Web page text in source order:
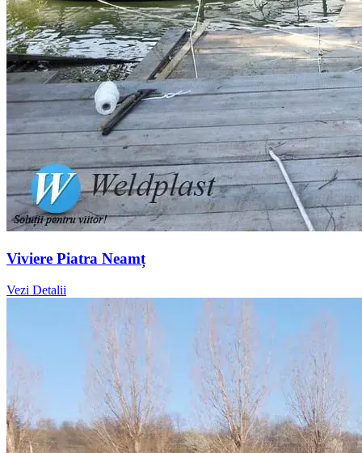
Viviere Piatra Neamț
Vezi Detalii